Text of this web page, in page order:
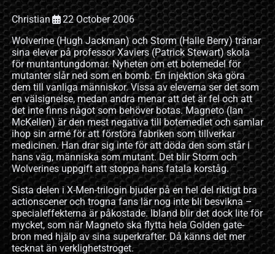
Christian
22 October 2006
Wolverine (Hugh Jackman) och Storm (Halle Berry) tränar
sina elever på professor Xaviers (Patrick Stewart) skola
för muntantungdomar. Nyheten om ett botemedel för
mutanter slår ned som en bomb. En injektion ska göra
dem till vanliga människor. Vissa av eleverna ser det som
en välsignelse, medan andra menar att det är fel och att
det inte finns något som behöver botas. Magneto (Ian
McKellen) är den mest negativa till botemedlet och samlar
ihop sin armé för att förstöra fabriken som tillverkar
medicinen. Han drar sig inte för att döda den som står i
hans väg, människa som mutant. Det blir Storm och
Wolverines uppgift att stoppa hans fatala korståg.
Sista delen i X-Men-trilogin bjuder på en hel del riktigt bra
actionscener och trogna fans lär nog inte bli besvikna –
specialeffekterna är påkostade. Ibland blir det dock lite för
mycket, som när Magneto ska flytta hela Golden gate-
bron med hjälp av sina superkrafter. Då känns det mer
tecknat än verklighetstroget.